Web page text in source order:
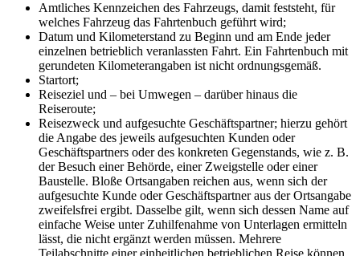
Amtliches Kennzeichen des Fahrzeugs, damit feststeht, für
welches Fahrzeug das Fahrtenbuch geführt wird;
Datum und Kilometerstand zu Beginn und am Ende jeder
einzelnen betrieblich veranlassten Fahrt. Ein Fahrtenbuch mit
gerundeten Kilometerangaben ist nicht ordnungsgemäß.
Startort;
Reiseziel und – bei Umwegen – darüber hinaus die
Reiseroute;
Reisezweck und aufgesuchte Geschäftspartner; hierzu gehört
die Angabe des jeweils aufgesuchten Kunden oder
Geschäftspartners oder des konkreten Gegen­stands, wie z. B.
der Besuch einer Behörde, einer Zweigstelle oder einer
Baustelle. Bloße Ortsangaben reichen aus, wenn sich der
aufgesuchte Kunde oder Geschäftspartner aus der Ortsangabe
zweifelsfrei ergibt. Dasselbe gilt, wenn sich dessen Name auf
einfache Weise unter Zuhilfenahme von Unterlagen ermitteln
lässt, die nicht ergänzt werden müssen. Mehrere